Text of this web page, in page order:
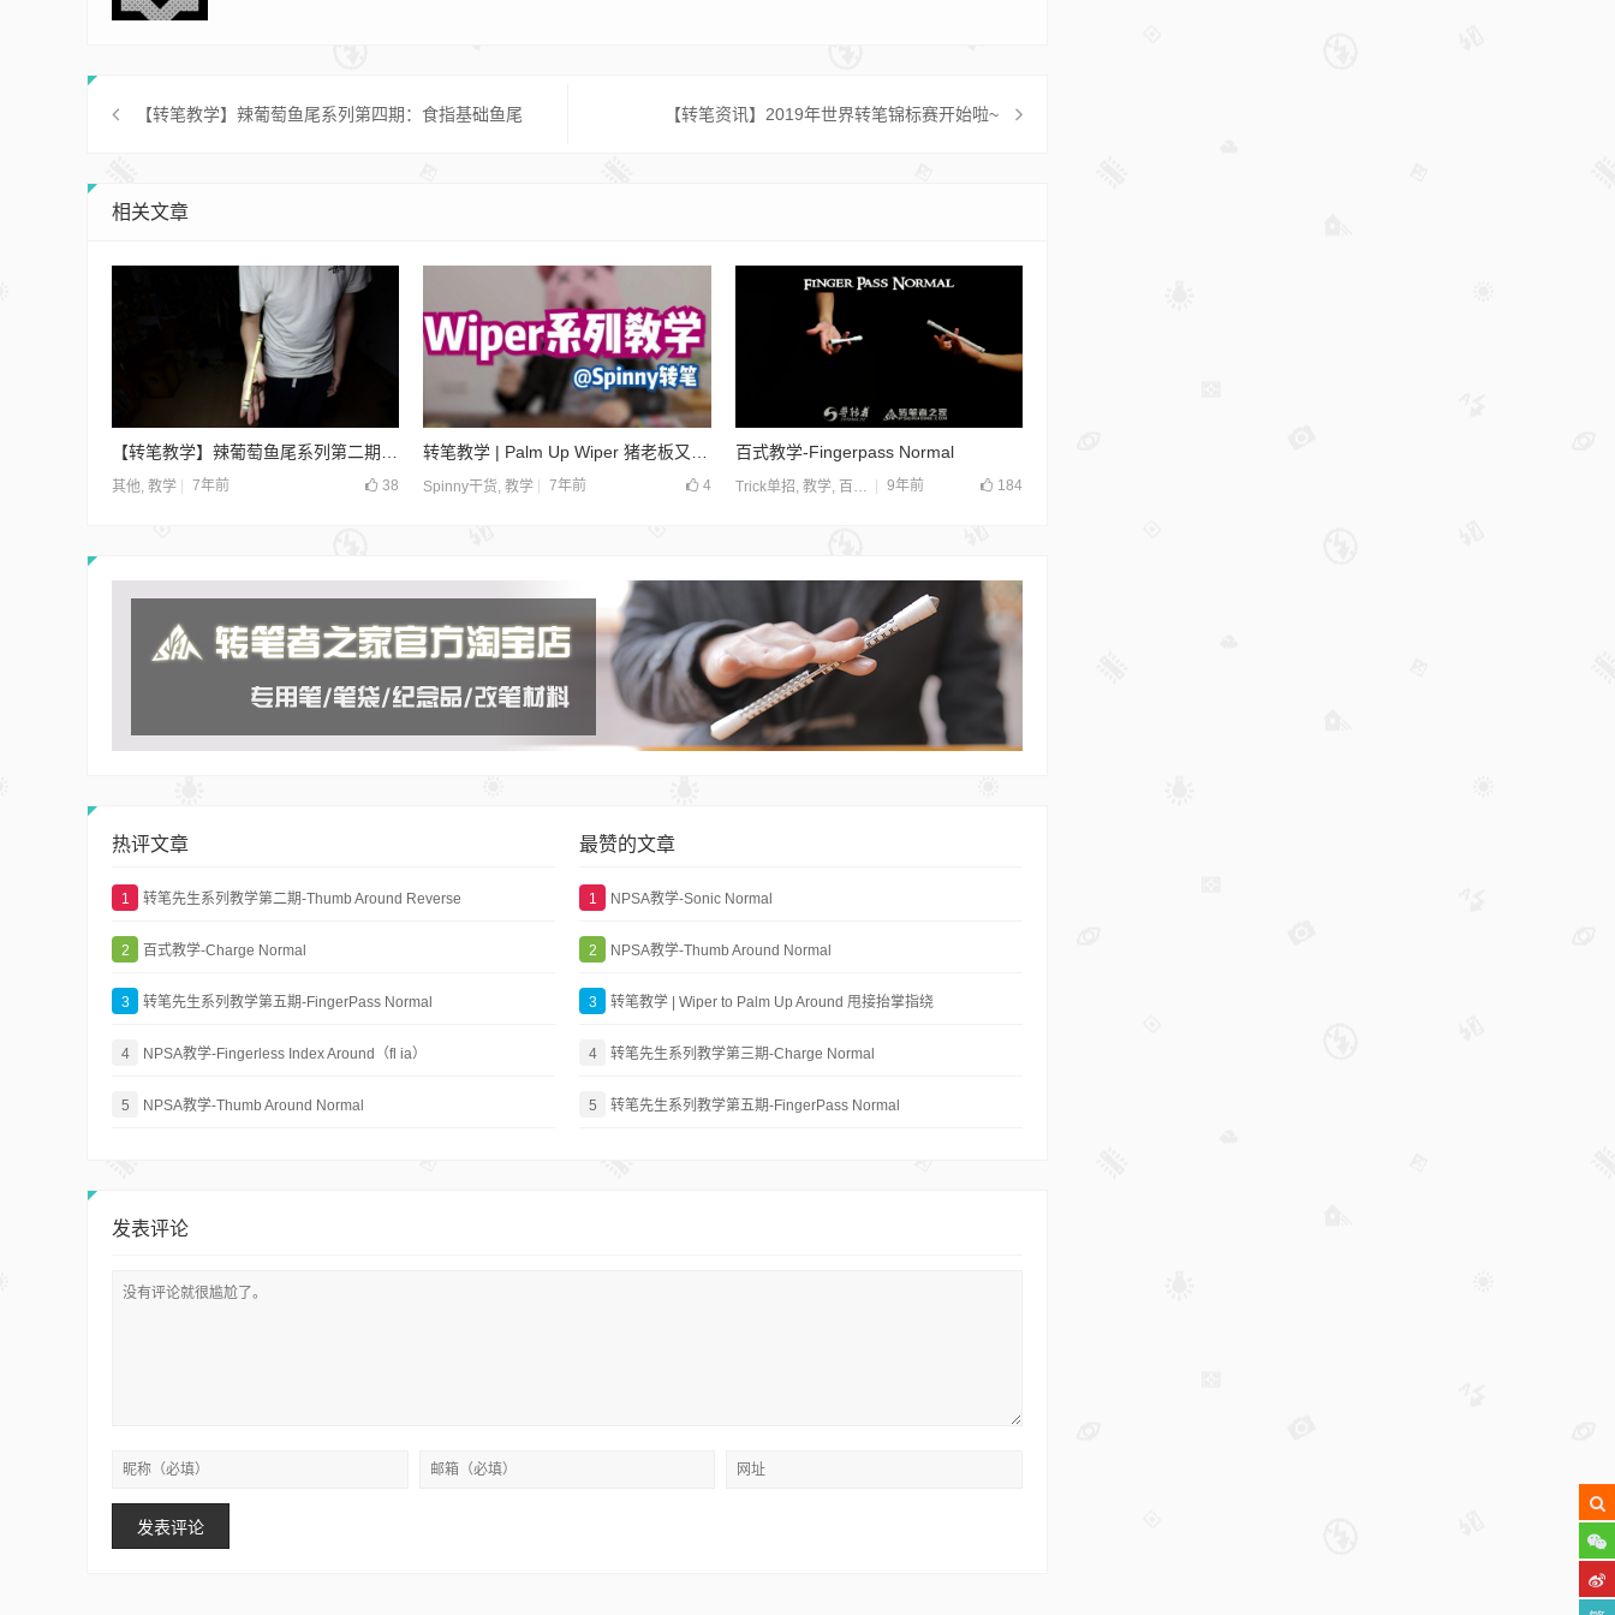
【转笔教学】辣葡萄鱼尾系列第四期：食指基础鱼尾 【转笔资讯】2019年世界转笔锦标赛开始啦~
相关文章
其他 教学 7年前 38 Spinny干货 ,教学 7年前 4
百式教学-Fingerpass Normal
Trick单招 教学, 百式系列 9年前 184
热评文章
1 转笔先生系列教学第二期-Thumb Around Reverse
2 百式教学-Charge Normal
3 转笔先生系列教学第五期-FingerPass Normal
4 NPSA教学-Fingerless Index Around（fl ia）
5 NPSA教学-Thumb Around Normal
最赞的文章
1 NPSA教学-Sonic Normal
2 NPSA教学-Thumb Around Normal
3 转笔教学 | Wiper to Palm Up Around 甩接抬掌指绕
4 转笔先生系列教学第三期-Charge Normal
5 转笔先生系列教学第五期-FingerPass Normal
发表评论